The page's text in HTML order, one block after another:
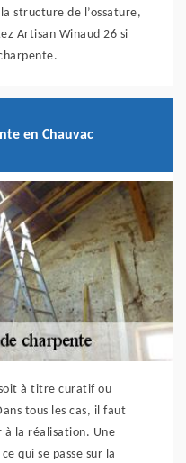
structure de l’ossature,
Artisan Winaud 26 si
en Chauvac
à titre curatif ou
tous les cas, il faut
à la réalisation. Une
qui se passe sur la